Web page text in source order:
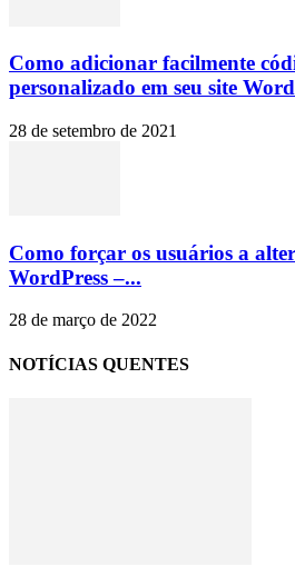
Como adicionar facilmente
personalizado em seu site
28 de setembro de 2021
Como forçar os usuários a
WordPress –...
28 de março de 2022
NOTÍCIAS QUENTES